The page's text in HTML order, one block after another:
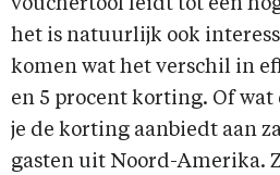
vouchertool leidt tot een
het is natuurlijk ook
komen wat het verschil in
en 5 procent korting. Of wat
je de korting aanbiedt aan
gasten uit Noord-Amerika.